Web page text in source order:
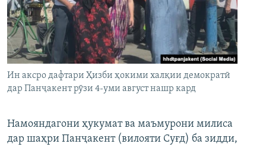
Ин аксро дафтари Ҳизби ҳокими халқии демократӣ
дар Панҷакент рӯзи 4-уми август нашр кард
Намояндагони ҳукумат ва маъмурони милиса
дар шаҳри Панҷакент (вилояти Суғд) ба зидди,